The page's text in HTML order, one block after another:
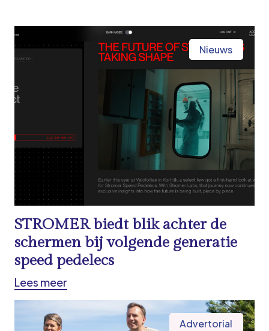
Nieuws
STROMER biedt blik achter de
schermen bij volgende generatie
speed pedelecs
Lees meer
Advertorial